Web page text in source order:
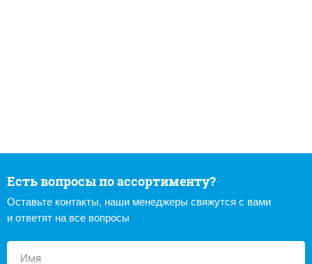
Есть вопросы по ассортименту?
Оставьте контакты, наши менеджеры свяжутся с вами
и ответят на все вопросы